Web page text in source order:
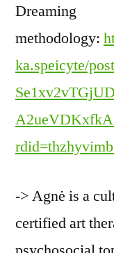
Dreaming
methodology:
ka.speicyte/
-> Agnė is a
certified art